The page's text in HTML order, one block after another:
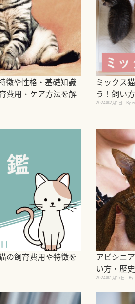
徴や性格・基礎知識
費用・ケア方法を解
ミックス
う！飼い
2024年2月1日 By
の飼育費用や特徴を
アビシニ
い方・歴
2024年1月17日 By